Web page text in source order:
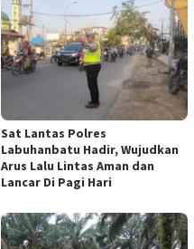
Sat Lantas Polres
Labuhanbatu Hadir, Wujudkan
Arus Lalu Lintas Aman dan
Lancar Di Pagi Hari